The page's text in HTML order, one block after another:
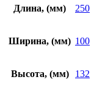
Длина, (мм) 250
Ширина, (мм) 100
Высота, (мм) 132